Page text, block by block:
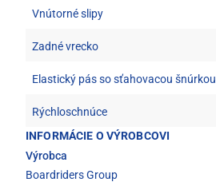
Vnútorné slipy
Zadné vrecko
Elastický pás so sťahovacou šnúrkou
Rýchloschnúce
INFORMÁCIE O VÝROBCOVI
Výrobca
Boardriders Group